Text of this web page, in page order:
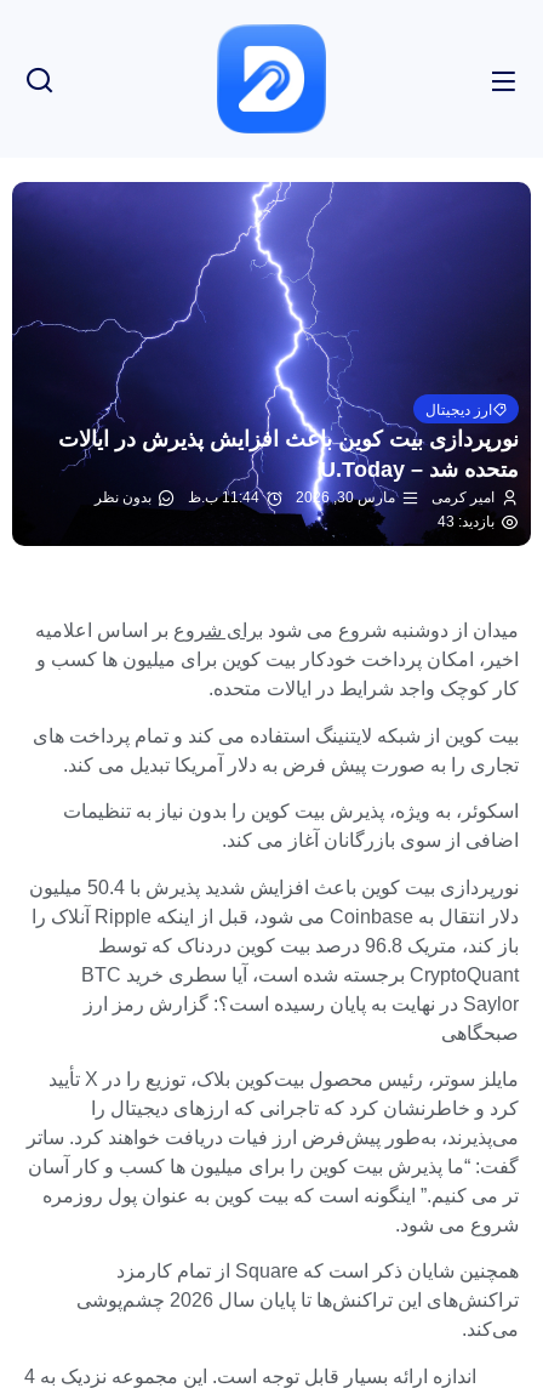
ارز دیجیتال
نورپردازی بیت کوین باعث افزایش پذیرش در ایالات
متحده شد – U.Today
امیر کرمی مارس 30, 2026 11:44 ب.ظ
بدون نظر
بازدید: 43
میدان از دوشنبه شروع می شود برای شروع بر اساس اعلامیه
اخیر، امکان پرداخت خودکار بیت کوین برای میلیون ها کسب و
کار کوچک واجد شرایط در ایالات متحده.
بیت کوین از شبکه لایتنینگ استفاده می کند و تمام پرداخت های
تجاری را به صورت پیش فرض به دلار آمریکا تبدیل می کند.
اسکوئر، به ویژه، پذیرش بیت کوین را بدون نیاز به تنظیمات
اضافی از سوی بازرگانان آغاز می کند.
نورپردازی بیت کوین باعث افزایش شدید پذیرش با 50.4 میلیون
دلار انتقال به Coinbase می شود، قبل از اینکه Ripple آنلاک را
باز کند، متریک 96.8 درصد بیت کوین دردناک که توسط
CryptoQuant برجسته شده است، آیا سطری خرید BTC
Saylor در نهایت به پایان رسیده است؟: گزارش رمز ارز
صبحگاهی
مایلز سوتر، رئیس محصول بیت‌کوین بلاک، توزیع را در X تأیید
کرد و خاطرنشان کرد که تاجرانی که ارزهای دیجیتال را
می‌پذیرند، به‌طور پیش‌فرض ارز فیات دریافت خواهند کرد. ساتر
گفت: “ما پذیرش بیت کوین را برای میلیون ها کسب و کار آسان
تر می کنیم.” اینگونه است که بیت کوین به عنوان پول روزمره
شروع می شود.
همچنین شایان ذکر است که Square از تمام کارمزد
تراکنش‌های این تراکنش‌ها تا پایان سال 2026 چشم‌پوشی
می‌کند.
اندازه ارائه بسیار قابل توجه است. این مجموعه نزدیک به 4